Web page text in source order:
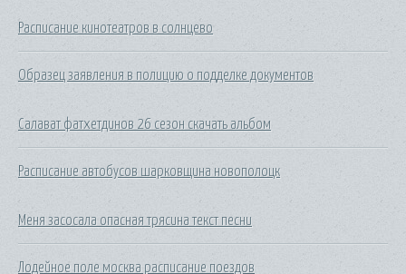
Расписание кинотеатров в солнцево
Образец заявления в полицию о подделке документов
Салават фатхетдинов 26 сезон скачать альбом
Расписание автобусов шарковщина новополоцк
Меня засосала опасная трясина текст песни
Лодейное поле москва расписание поездов